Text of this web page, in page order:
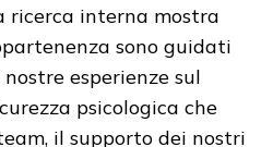
ricerca interna mostra
sono guidati
esperienze sul
psicologica che
il supporto dei nostri